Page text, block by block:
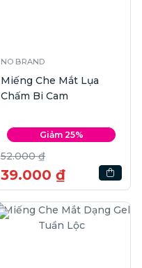
NO BRAND
Miếng Che Mắt Lụa
Chấm Bi Cam
Giảm 25%
52.000 ₫
39.000 ₫